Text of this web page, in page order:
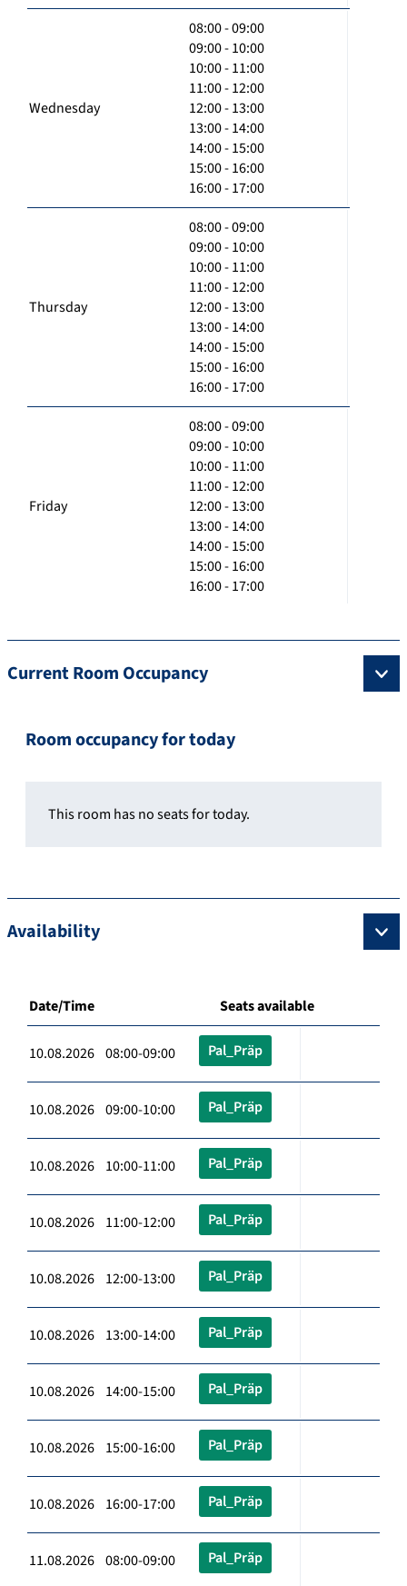
Wednesday
08:00 - 09:00
09:00 - 10:00
10:00 - 11:00
11:00 - 12:00
12:00 - 13:00
13:00 - 14:00
14:00 - 15:00
15:00 - 16:00
16:00 - 17:00
Thursday
08:00 - 09:00
09:00 - 10:00
10:00 - 11:00
11:00 - 12:00
12:00 - 13:00
13:00 - 14:00
14:00 - 15:00
15:00 - 16:00
16:00 - 17:00
Friday
08:00 - 09:00
09:00 - 10:00
10:00 - 11:00
11:00 - 12:00
12:00 - 13:00
13:00 - 14:00
14:00 - 15:00
15:00 - 16:00
16:00 - 17:00
Current Room Occupancy
Room occupancy for today
This room has no seats for today.
Availability
Date/Time Seats available
10.08.2026 08:00-09:00 Pal_Präp
10.08.2026 09:00-10:00 Pal_Präp
10.08.2026 10:00-11:00 Pal_Präp
10.08.2026 11:00-12:00 Pal_Präp
10.08.2026 12:00-13:00 Pal_Präp
10.08.2026 13:00-14:00 Pal_Präp
10.08.2026 14:00-15:00 Pal_Präp
10.08.2026 15:00-16:00 Pal_Präp
10.08.2026 16:00-17:00 Pal_Präp
11.08.2026 08:00-09:00 Pal_Präp